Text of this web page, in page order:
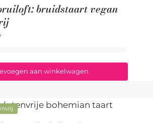
bruidstaart vegan
aan winkelwagen